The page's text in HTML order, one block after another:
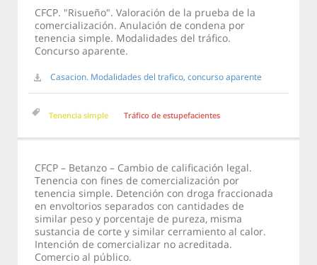
CFCP. "Risueño". Valoración de la prueba de la
comercialización. Anulación de condena por
tenencia simple. Modalidades del tráfico.
Concurso aparente.
Casacion. Modalidades del trafico, concurso aparente
Tenencia simple Tráfico de estupefacientes
CFCP – Betanzo – Cambio de calificación legal.
Tenencia con fines de comercialización por
tenencia simple. Detención con droga fraccionada
en envoltorios separados con cantidades de
similar peso y porcentaje de pureza, misma
sustancia de corte y similar cerramiento al calor.
Intención de comercializar no acreditada.
Comercio al público.